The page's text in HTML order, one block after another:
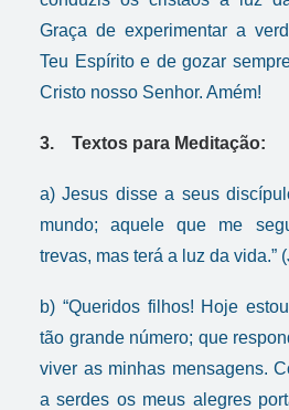
Graça de experimentar a
Teu Espírito e de gozar
Cristo nosso Senhor. Amém!
3. Textos para Meditação:
a) Jesus disse a seus
mundo; aquele que me
trevas, mas terá a luz da vida.”
b) “Queridos filhos! Hoje
tão grande número; que
viver as minhas mensagens.
a serdes os meus alegres